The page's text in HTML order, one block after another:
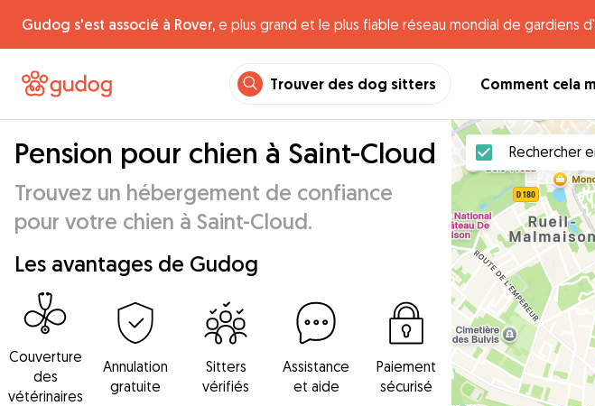
Gudog s'est associé à Rover, e plus grand et le plus fiable réseau mondial de gardiens
Trouver des dog sitters Comment cela
Pension pour chien à Saint-Cloud
Trouvez un hébergement de confiance
pour votre chien à Saint-Cloud.
Les avantages de Gudog
Couverture
des
vétérinaires
Annulation
gratuite
Sitters
vérifiés
Assistance
et aide
Paiement
sécurisé
Rechercher